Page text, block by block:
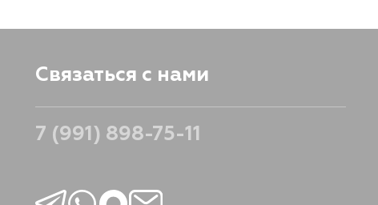
Связаться с нами
7 (991) 898-75-11